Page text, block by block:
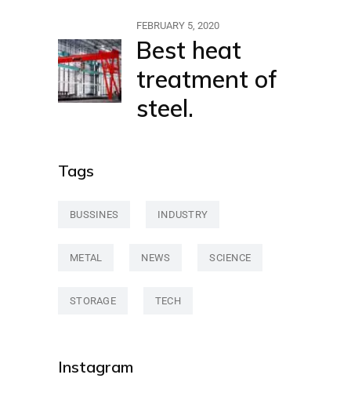
FEBRUARY 5, 2020
Best heat
treatment of
steel.
Tags
BUSSINES INDUSTRY
METAL NEWS SCIENCE
STORAGE TECH
Instagram